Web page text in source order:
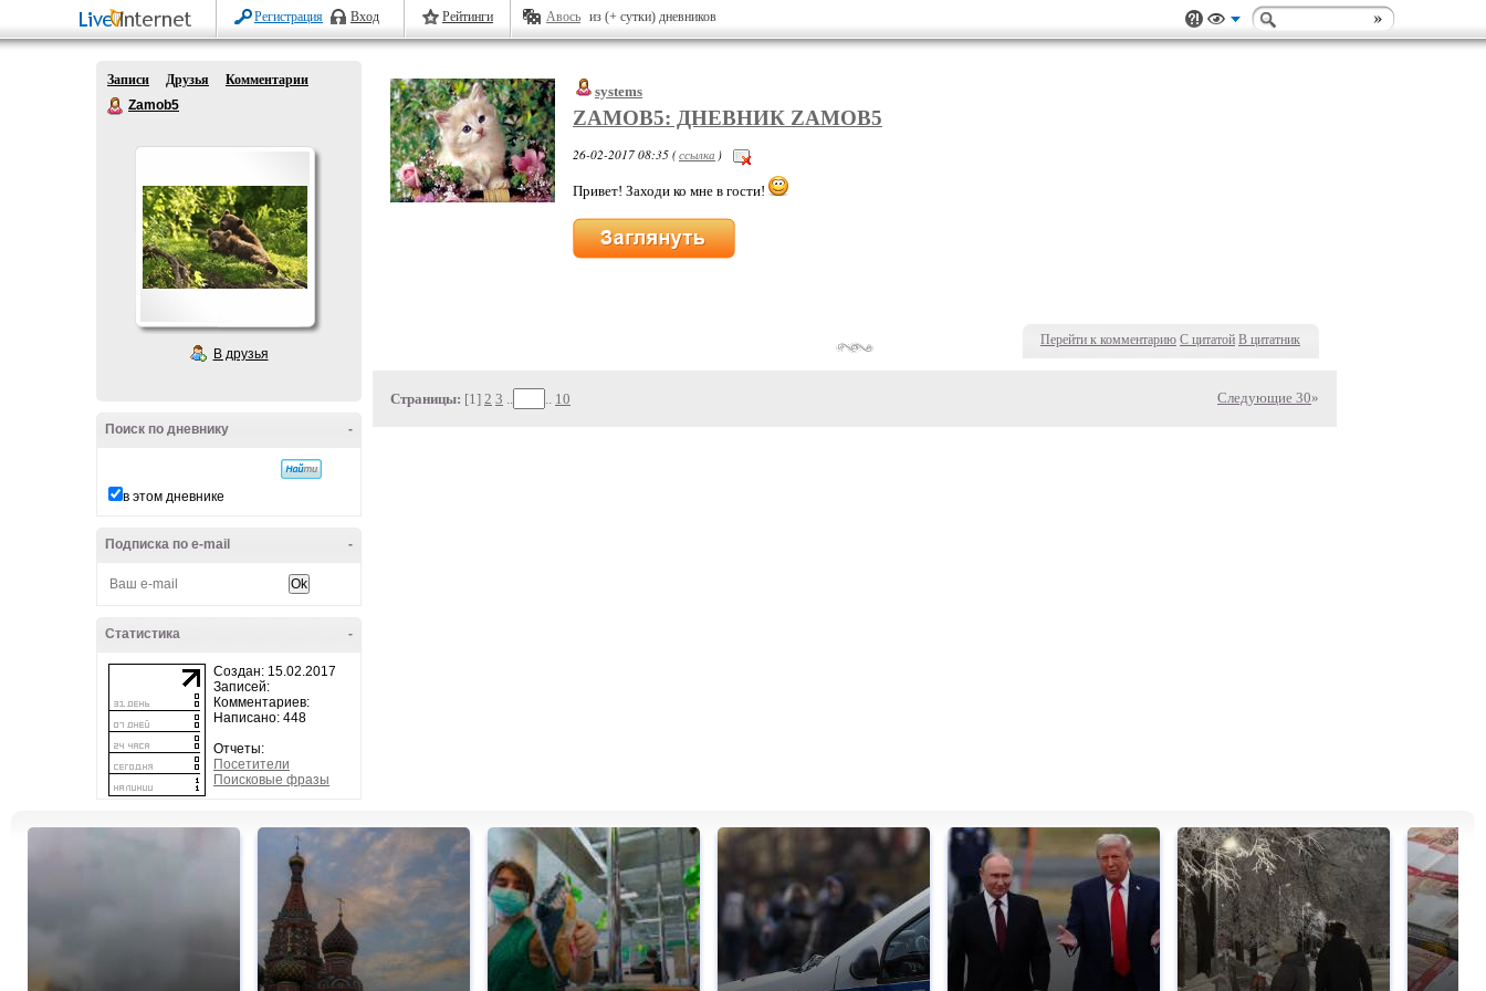
Регистрация Вход Рейтинги Авось из (+ сутки) дневников
Записи Друзья
Комментарии
Zamob5
В друзья
-
Поиск по дневнику
в этом дневнике
-
Подписка по e-mail
-
Статистика
Создан: 15.02.2017
Записей:
Комментариев:
Написано: 448
Отчеты:
Посетители
Поисковые фразы
systems
ZAMOB5: ДНЕВНИК ZAMOB5
26-02-2017 08:35 (ссылка )
Привет! Заходи ко мне в гости!
Перейти к комментарию С цитатой В цитатник
Страницы: [1] 2 3 10 Следующие 30»